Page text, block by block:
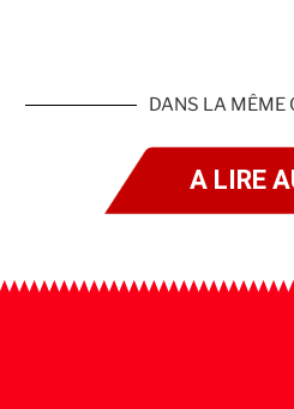
DANS LA MÊME
A LIRE